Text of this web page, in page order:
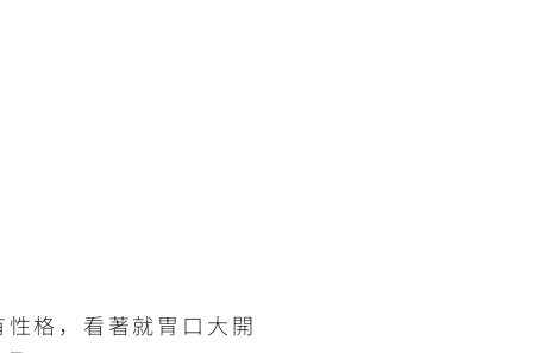
格，看著就胃口大開